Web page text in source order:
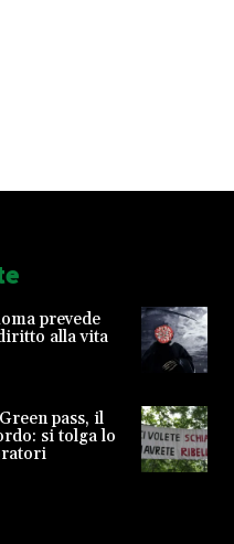
prevede
alla vita
pass, il
si tolga lo